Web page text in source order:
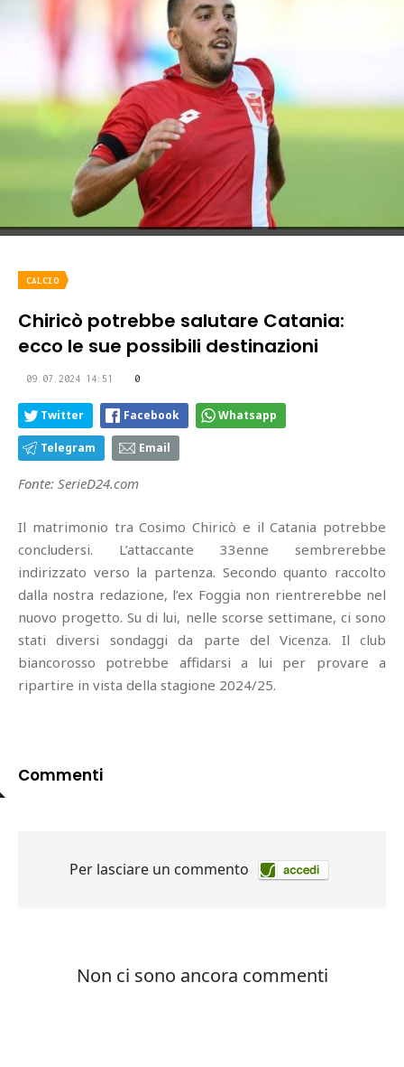
CALCIO
Chiricò potrebbe salutare Catania:
ecco le sue possibili destinazioni
09.07.2024 14:51 0
Twitter Facebook Whatsapp
Telegram Email
Fonte: SerieD24.com
Il matrimonio tra Cosimo Chiricò e il Catania potrebbe
concludersi. L’attaccante 33enne sembrerebbe
indirizzato verso la partenza. Secondo quanto raccolto
dalla nostra redazione, l’ex Foggia non rientrerebbe nel
nuovo progetto. Su di lui, nelle scorse settimane, ci sono
stati diversi sondaggi da parte del Vicenza. Il club
biancorosso potrebbe affidarsi a lui per provare a
ripartire in vista della stagione 2024/25.
Commenti